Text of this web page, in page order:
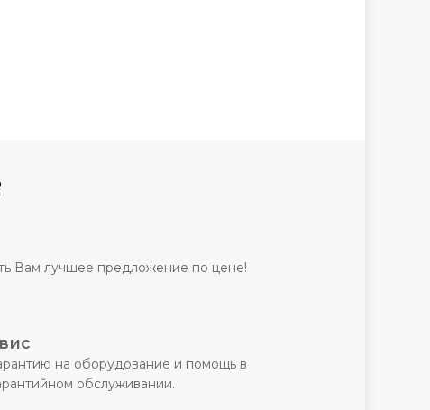
Вам лучшее предложение по цене!
на оборудование и помощь в
обслуживании.